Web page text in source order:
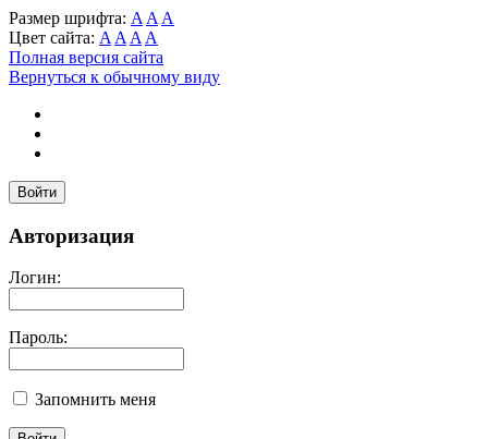
Размер шрифта: A A A
Цвет сайта: A A A A
Полная версия сайта
Вернуться к обычному виду
Войти
Авторизация
Логин:
Пароль:
Запомнить меня